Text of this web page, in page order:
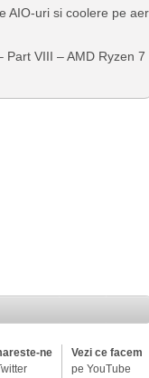
AIO-uri si coolere pe aer
Part VIII – AMD Ryzen 7
ne
Vezi ce facem
pe YouTube